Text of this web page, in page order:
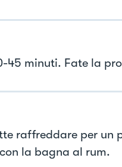
45 minuti. Fate la
raffreddare per un
la bagna al rum.